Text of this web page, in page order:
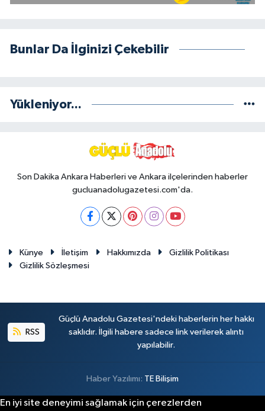
Bunlar Da İlginizi Çekebilir
Yükleniyor...
Son Dakika Ankara Haberleri ve Ankara ilçelerinden haberler
gucluanadolugazetesi.com'da.
Künye İletişim Hakkımızda
Gizlilik Politikası
Gizlilik Sözleşmesi
RSS
Güçlü Anadolu Gazetesi'ndeki haberlerin her hakkı
saklıdır. İlgili habere sadece link verilerek alıntı
yapılabilir.
Haber Yazılımı: TE Bilişim
En iyi site deneyimi sağlamak için çerezlerden